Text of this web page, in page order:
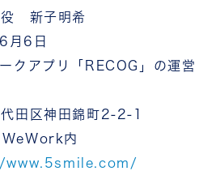
新子明希
月6日
クアプリ「RECOG」の運営
田区神田錦町2-2-1
内